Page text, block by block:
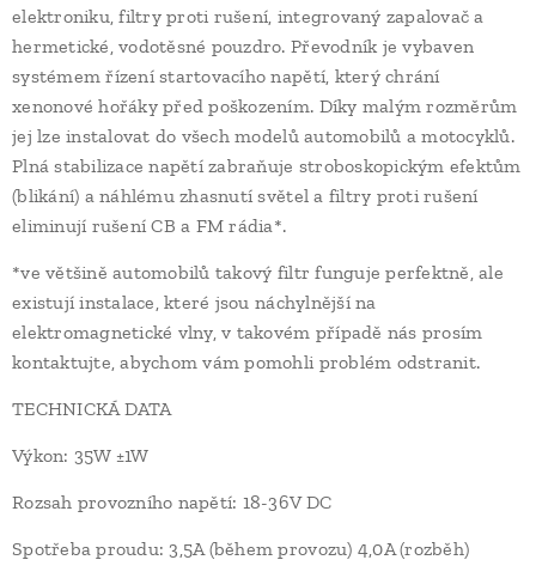
elektroniku, filtry proti rušení, integrovaný zapalovač a
hermetické, vodotěsné pouzdro. Převodník je vybaven
systémem řízení startovacího napětí, který chrání
xenonové hořáky před poškozením. Díky malým rozměrům
jej lze instalovat do všech modelů automobilů a motocyklů.
Plná stabilizace napětí zabraňuje stroboskopickým efektům
(blikání) a náhlému zhasnutí světel a filtry proti rušení
eliminují rušení CB a FM rádia*.
*ve většině automobilů takový filtr funguje perfektně, ale
existují instalace, které jsou náchylnější na
elektromagnetické vlny, v takovém případě nás prosím
kontaktujte, abychom vám pomohli problém odstranit.
TECHNICKÁ DATA
Výkon: 35W ±1W
Rozsah provozního napětí: 18-36V DC
Spotřeba proudu: 3,5A (během provozu) 4,0A (rozběh)